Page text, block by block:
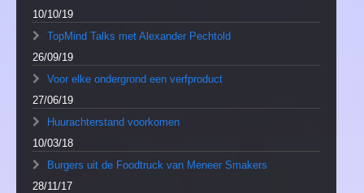
10/10/19
TopMind Talks met Alexander Pechtold
26/09/19
Voor elke ondergrond een verfproduct
27/06/19
Huurachterstand voorkomen
10/03/18
Burgers uit de Foodtruck van Meneer Smakers
28/11/17